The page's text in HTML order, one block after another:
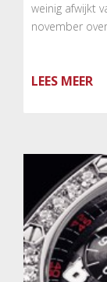
weinig afwijkt
november
LEES MEER